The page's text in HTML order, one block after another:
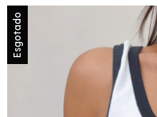
Esgotado